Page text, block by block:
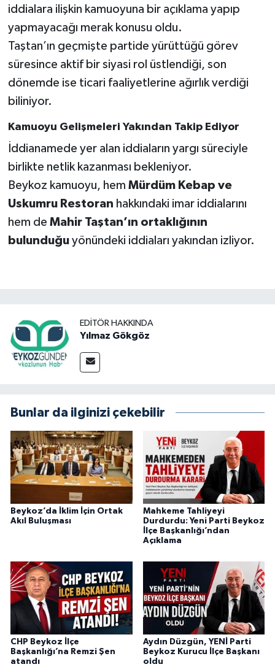
iddialara ilişkin kamuoyuna bir açıklama yapıp
yapmayacağı merak konusu oldu.
Taştan’ın geçmişte partide yürüttüğü görev
süresince aktif bir siyasi rol üstlendiği, son
dönemde ise ticari faaliyetlerine ağırlık verdiği
biliniyor.
Kamuoyu Gelişmeleri Yakından Takip Ediyor
İddianamede yer alan iddiaların yargı süreciyle
birlikte netlik kazanması bekleniyor.
Beykoz kamuoyu, hem Mürdüm Kebap ve
Uskumru Restoran hakkındaki imar iddialarını
hem de Mahir Taştan’ın ortaklığının
bulunduğuyönündeki iddiaları yakından izliyor.
EDITÖR HAKKINDA
Yılmaz Gökgöz
Bunlar da ilginizi çekebilir
Beykoz’da İklim İçin Ortak
Akıl Buluşması
Mahkeme Tahliyeyi
Durdurdu: Yeni Parti Beykoz
İlçe Başkanlığı’ndan
Açıklama
CHP Beykoz İlçe
Başkanlığı’na Remzi Şen
atandı
Aydın Düzgün, YENİ Parti
Beykoz Kurucu İlçe Başkanı
oldu